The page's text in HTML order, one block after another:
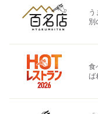
う
別
食
ば